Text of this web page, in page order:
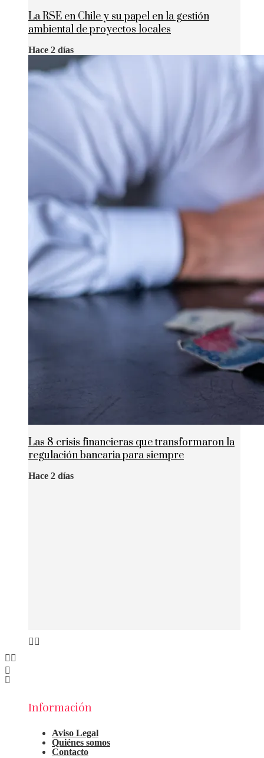
La RSE en Chile y su papel en la gestión
ambiental de proyectos locales
Hace 2 días
Las 8 crisis financieras que transformaron la
regulación bancaria para siempre
Hace 2 días
Información
Aviso Legal
Quiénes somos
Contacto